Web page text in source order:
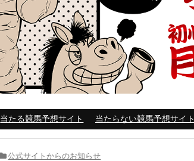
当たる競馬予想サイト 当たらない競馬予想サイト
公式サイトからのお知らせ